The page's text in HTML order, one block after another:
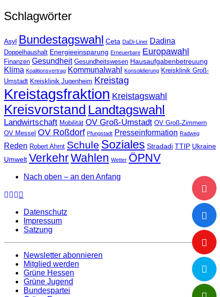
Schlagwörter
Asyl Bundestagswahl Ceta DaDi-Liner Dadina
Doppelhaushalt Energieeinsparung Erneuerbare Europawahl
Finanzen Gesundheit Gesundheitswesen Hausaufgabenbetreuung
Klima Koalitionsvertrag Kommunalwahl Konsolidierung Kreisklinik Groß-
Umstadt Kreisklinik Jugenheim Kreistag
Kreistagsfraktion Kreistagswahl
Kreisvorstand Landtagswahl
Landwirtschaft Mobilität OV Groß-Umstadt OV Groß-Zimmern
OV Messel OV Roßdorf Pfungstadt Presseinformation Radweg
Reden Robert Ahrnt Schule Soziales Stradadi TTIP Ukraine
Umwelt VerkehrWahlen Wetter ÖPNV
Nach oben – an den Anfang
Datenschutz
Impressum
Satzung
Newsletter abonnieren
Mitglied werden
Grüne Hessen
Grüne Jugend
Bundespartei